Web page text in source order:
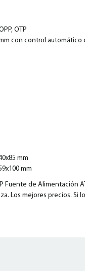
OTP
con control automático
mm
mm
Fuente de Alimentación
Los mejores precios. Si